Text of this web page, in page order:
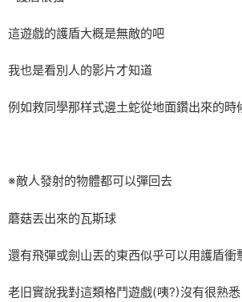
這遊戲的護盾大概是無敵的吧
我也是看別人的影片才知道
例如救同學那样式邊土蛇從地面鑽出來的時
※敵人發射的物體都可以彈回去
蘑菇丟出來的瓦斯球
還有飛彈或劍山丟的東西似乎可以用護盾衝
老旧實說我對這類格鬥遊戲(咦?)沒有很熟悉